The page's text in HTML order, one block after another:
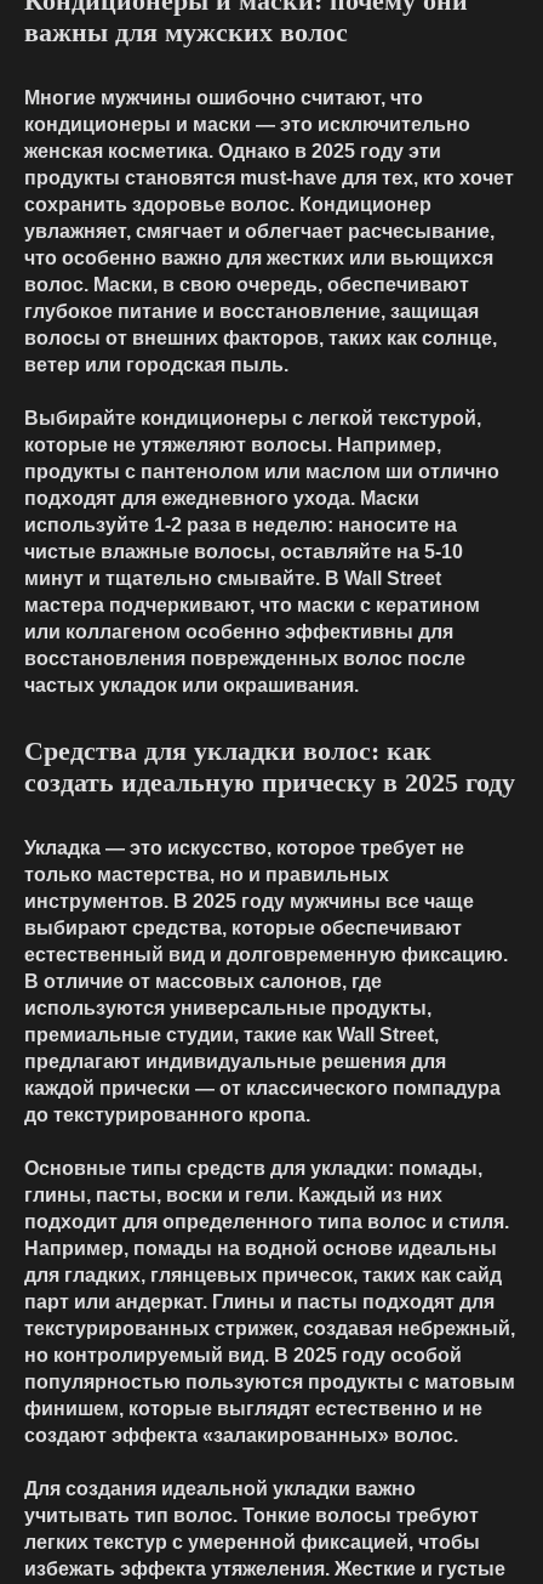
важны для мужских волос
Многие мужчины ошибочно считают, что
кондиционеры и маски — это исключительно
женская косметика. Однако в 2025 году эти
продукты становятся must-have для тех, кто хочет
сохранить здоровье волос. Кондиционер
увлажняет, смягчает и облегчает расчесывание,
что особенно важно для жестких или вьющихся
волос. Маски, в свою очередь, обеспечивают
глубокое питание и восстановление, защищая
волосы от внешних факторов, таких как солнце,
ветер или городская пыль.
Выбирайте кондиционеры с легкой текстурой,
которые не утяжеляют волосы. Например,
продукты с пантенолом или маслом ши отлично
подходят для ежедневного ухода. Маски
используйте 1-2 раза в неделю: наносите на
чистые влажные волосы, оставляйте на 5-10
минут и тщательно смывайте. В Wall Street
мастера подчеркивают, что маски с кератином
или коллагеном особенно эффективны для
восстановления поврежденных волос после
частых укладок или окрашивания.
Средства для укладки волос: как
создать идеальную прическу в 2025 году
Укладка — это искусство, которое требует не
только мастерства, но и правильных
инструментов. В 2025 году мужчины все чаще
выбирают средства, которые обеспечивают
естественный вид и долговременную фиксацию.
В отличие от массовых салонов, где
используются универсальные продукты,
премиальные студии, такие как Wall Street,
предлагают индивидуальные решения для
каждой прически — от классического помпадура
до текстурированного кропа.
Основные типы средств для укладки: помады,
глины, пасты, воски и гели. Каждый из них
подходит для определенного типа волос и стиля.
Например, помады на водной основе идеальны
для гладких, глянцевых причесок, таких как сайд
парт или андеркат. Глины и пасты подходят для
текстурированных стрижек, создавая небрежный,
но контролируемый вид. В 2025 году особой
популярностью пользуются продукты с матовым
финишем, которые выглядят естественно и не
создают эффекта «залакированных» волос.
Для создания идеальной укладки важно
учитывать тип волос. Тонкие волосы требуют
легких текстур с умеренной фиксацией, чтобы
избежать эффекта утяжеления. Жесткие и густые